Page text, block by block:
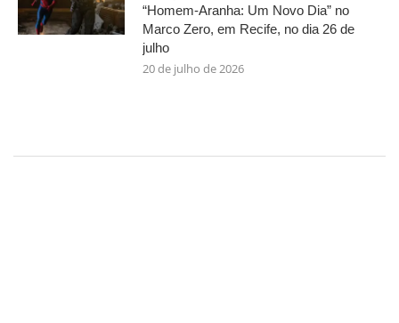
“Homem-Aranha: Um Novo Dia” no
Marco Zero, em Recife, no dia 26 de
julho
20 de julho de 2026